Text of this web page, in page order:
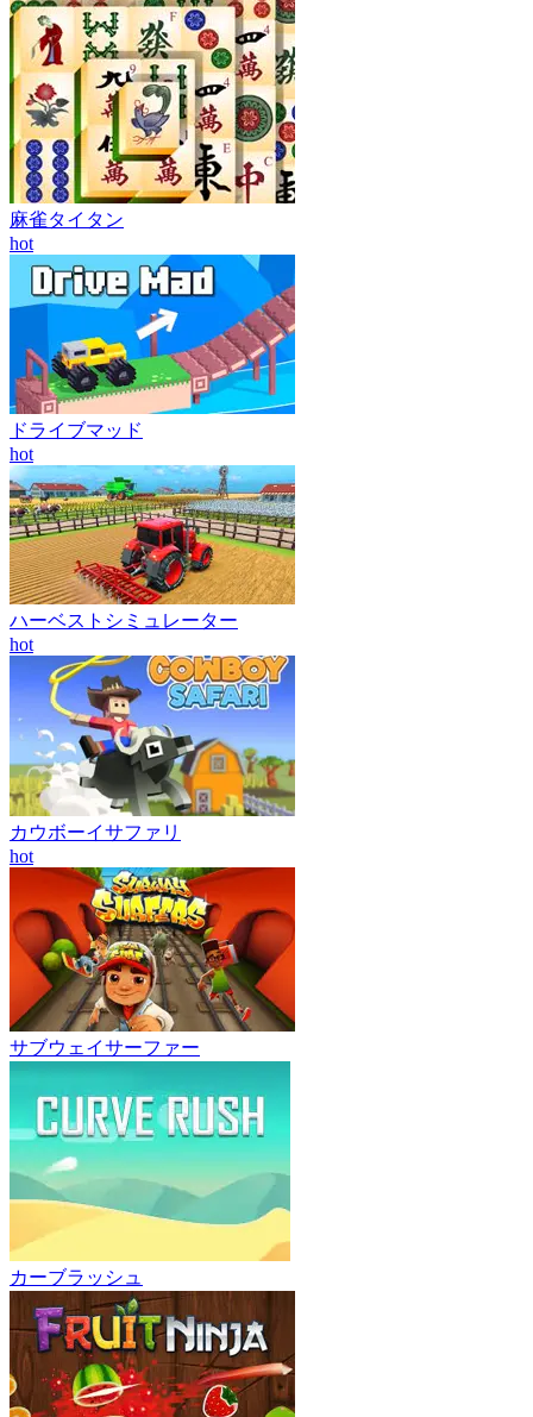
麻雀タイタン
hot
ドライブマッド
hot
ハーベストシミュレーター
hot
カウボーイサファリ
hot
サブウェイサーファー
カーブラッシュ